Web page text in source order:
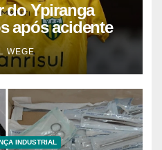
do Ypiranga
após acidente
WEGE
INDUSTRIAL